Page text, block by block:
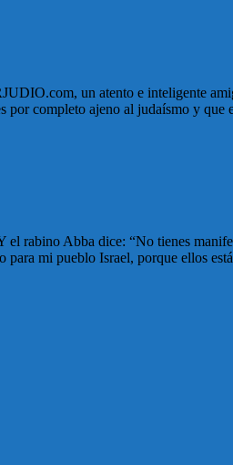
un atento e inteligente
por completo ajeno al judaísmo y
el rabino Abba dice: “No tienes
para mi pueblo Israel, porque ellos